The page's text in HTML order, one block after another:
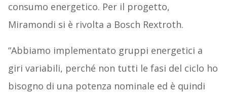
consumo energetico. Per il progetto,
Miramondi si è rivolta a Bosch Rextroth.
“Abbiamo implementato gruppi energetici a
giri variabili, perché non tutti le fasi del ciclo ho
bisogno di una potenza nominale ed è quindi